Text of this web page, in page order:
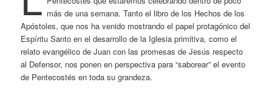
más de una semana. Tanto el libro de los Hechos de los
Apóstoles, que nos ha venido mostrando el papel protagónico del
Espíritu Santo en el desarrollo de la Iglesia primitiva, como el
relato evangélico de Juan con las promesas de Jesús respecto
al Defensor, nos ponen en perspectiva para “saborear” el evento
de Pentecostés en toda su grandeza.